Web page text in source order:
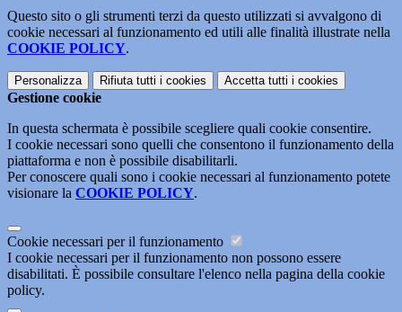
Questo sito o gli strumenti terzi da questo utilizzati si avvalgono di
cookie necessari al funzionamento ed utili alle finalità illustrate nella
COOKIE POLICY.
Personalizza Rifiuta tutti i cookies Accetta tutti i cookies
Gestione cookie
In questa schermata è possibile scegliere quali cookie consentire.
I cookie necessari sono quelli che consentono il funzionamento della
piattaforma e non è possibile disabilitarli.
Per conoscere quali sono i cookie necessari al funzionamento potete
visionare la COOKIE POLICY.
Cookie necessari per il funzionamento
I cookie necessari per il funzionamento non possono essere
disabilitati. È possibile consultare l'elenco nella pagina della cookie
policy.